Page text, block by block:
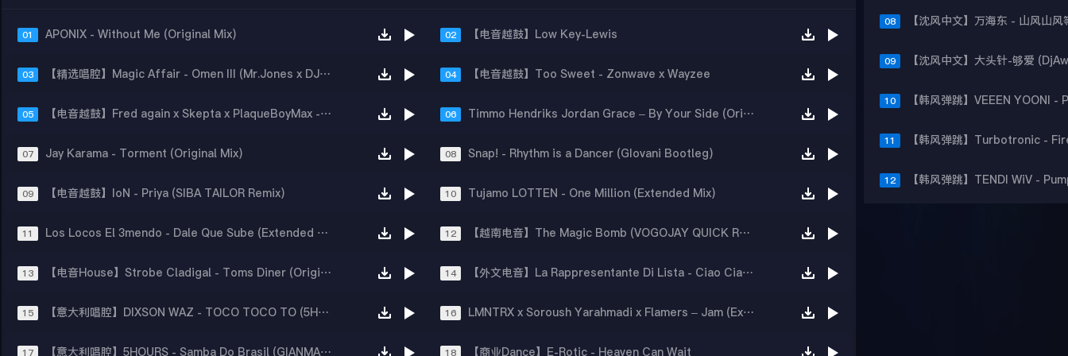
01 APONIX - Without Me (Original Mix) 02 【电音越鼓】Low Key-Lewis
03 【精选唱腔】Magic Affair - Omen III (Mr.Jones x DJ Prolex Club Mix 2022) 04 【电音越鼓】Too Sweet - Zonwave x Wayzee
05 【电音越鼓】Fred again x Skepta x PlaqueBoyMax - Victory Lap (barts x shortround) 06 Timmo Hendriks Jordan Grace – By Your Side (Original Mix)
07 Jay Karama - Torment (Original Mix) 08 Snap! - Rhythm is a Dancer (GIovani Bootleg)
09 【电音越鼓】IoN - Priya (SIBA TAILOR Remix) 10 Tujamo LOTTEN - One Million (Extended Mix)
11 Los Locos El 3mendo - Dale Que Sube (Extended Mix) 12 【越南电音】The Magic Bomb (VOGOJAY QUICK REMIX)
13 【电音House】Strobe Cladigal - Toms Diner (Original Mix) 14 【外文电音】La Rappresentante Di Lista - Ciao Ciao (Jack Mazzoni Remix)
15 【意大利唱腔】DIXSON WAZ - TOCO TOCO TO (5HOURS REMIX) 16 LMNTRX x Soroush Yarahmadi x Flamers – Jam (Extended Mix)
17 【意大利唱腔】5HOURS - Samba Do Brasil (GIANMARCO ONESTINI 5HOURS PAOLO CAMPIDELLI REMIX) 18 【商业Dance】E-Rotic - Heaven Can Wait
08
09
10
11
12